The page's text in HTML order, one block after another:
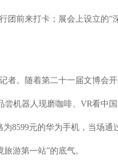
前来打卡；展会上设立的
。随着第二十一届文博会开
机器人现磨咖啡、VR看中
元的华为手机，当场通过
游第一站”的底气。